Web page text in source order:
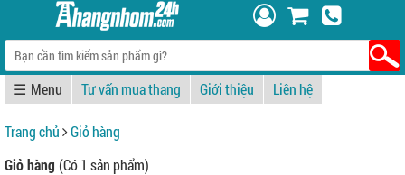
☰ Tư vấn mua thang Giới thiệu Liên hệ
Trang chủ
Giỏ hàng
Giỏ hàng (Có 1 sản phẩm)